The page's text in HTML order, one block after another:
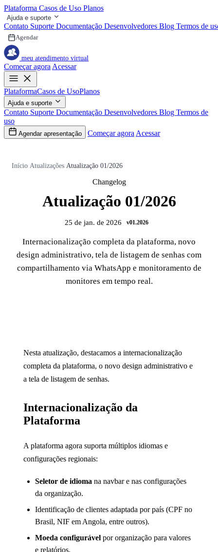
Plataforma Casos de Uso Planos
Ajuda e suporte
Contato Suporte Documentação Desenvolvedores Blog Termos de
Agendar
meu atendimento virtual
Começar agora Acessar
PlataformaCasos de UsoPlanos
Ajuda e suporte
Contato Suporte Documentação Desenvolvedores Blog Termos de
uso
Agendar apresentação Começar agora Acessar
Início Atualizações Atualização 01/2026
Changelog
Atualização 01/2026
25 de jan. de 2026 v01.2026
Internacionalização completa da plataforma, novo
design administrativo, tela de listagem de senhas com
compartilhamento via WhatsApp e monitoramento de
monitores em tempo real.
Nesta atualização, destacamos a internacionalização
completa da plataforma, o novo design administrativo e
a tela de listagem de senhas.
Internacionalização da
Plataforma
A plataforma agora suporta múltiplos idiomas e
configurações regionais:
Seletor de idioma na navbar e nas configurações
da organização.
Identificação de clientes adaptada por país (CPF no
Brasil, NIF em Angola, entre outros).
Moeda configurável por organização para valores
e relatórios.